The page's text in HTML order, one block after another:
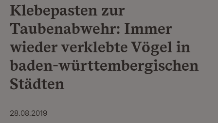
Klebepasten zur
Taubenabwehr: Immer
wieder verklebte Vögel in
baden-württembergischen
Städten
28.08.2019